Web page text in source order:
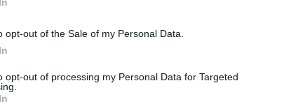
opt-out of the Sale of my Personal Data.
opt-out of processing my Personal Data for Targeted
a recibir los
que el sector del turismo está preparado para